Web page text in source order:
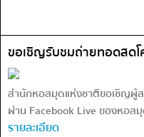
ขอเชิญรับชมถ่ายทอดสดโ
สำนักหอสมุดแห่งชาติขอเชิญผู้ส
ผ่าน Facebook Live ของหอ
รายละเอียด